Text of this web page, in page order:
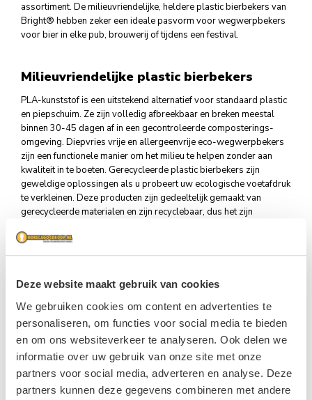
Deze website maakt gebruik van cookies
We gebruiken cookies om content en advertenties te
personaliseren, om functies voor social media te bieden
en om ons websiteverkeer te analyseren. Ook delen we
informatie over uw gebruik van onze site met onze
partners voor social media, adverteren en analyse. Deze
partners kunnen deze gegevens combineren met andere
assortiment. De milieuvriendelijke, heldere plastic bierbekers van
Bright® hebben zeker een ideale pasvorm voor wegwerpbekers
voor bier in elke pub, brouwerij of tijdens een festival.
Milieuvriendelijke plastic bierbekers
PLA-kunststof is een uitstekend alternatief voor standaard plastic
en piepschuim. Ze zijn volledig afbreekbaar en breken meestal
binnen 30-45 dagen af in een gecontroleerde composterings-
omgeving. Diepvries vrije en allergeenvrije eco-wegwerpbekers
zijn een functionele manier om het milieu te helpen zonder aan
kwaliteit in te boeten. Gerecycleerde plastic bierbekers zijn
geweldige oplossingen als u probeert uw ecologische voetafdruk
te verkleinen. Deze producten zijn gedeeltelijk gemaakt van
gerecycleerde materialen en zijn recyclebaar, dus het zijn
milieuvriendelijke wegwerpproducten. Bovendien bevat ons
assortiment van gerecycleerde plastic bekers verschillende
evenementen, concerten, stadions en buurtwinkels die de
verminderen. We bieden gerecyclede plastic bierbekers in
verschillende hoeveelheden en u kunt ze gebruiken om veel
verschillende soorten drankjes te serveren, zoals limonade,
frisdrank of bier.
Plastic bierbekers voor festivals en